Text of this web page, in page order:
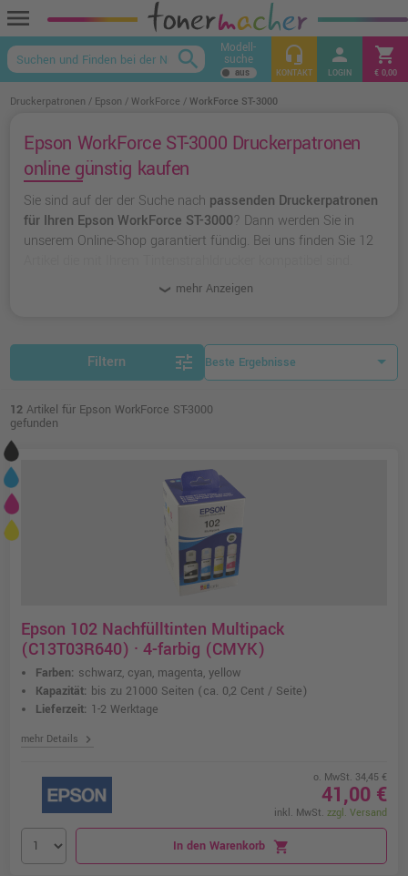
menu
keyboard_arrow_up
search Modell-
suche headset_mic
KONTAKT
person
LOGIN
shopping_cart
€ 0,00
Druckerpatronen Epson WorkForce WorkForce ST-3000
Epson WorkForce ST-3000 Druckerpatronen
online günstig kaufen
Sie sind auf der der Suche nach passenden Druckerpatronen
für Ihren Epson WorkForce ST-3000? Dann werden Sie in
unserem Online-Shop garantiert fündig. Bei uns finden Sie 12
originalen Druckerpatronen von Epson
unserer Hausmarke Ampertec
mehr Anzeigen
Filtern tune
12 Artikel für Epson WorkForce ST-3000
gefunden
Epson 102 Nachfülltinten Multipack
(C13T03R640) · 4-farbig (CMYK)
Farben: schwarz, cyan, magenta, yellow
Kapazität: bis zu 21000 Seiten (ca. 0,2 Cent / Seite)
Lieferzeit: 1-2 Werktage
mehr Details chevron_right
o. MwSt. 34,45 €
41,00 €
inkl. MwSt. zzgl. Versand
In den Warenkorb shopping_cart